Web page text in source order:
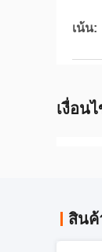
เน้น:
เงื่อน
สินค้